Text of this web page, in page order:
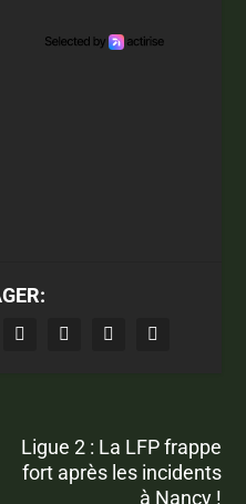
Ligue 2 : La LFP frappe
fort après les incidents
à Nancy !